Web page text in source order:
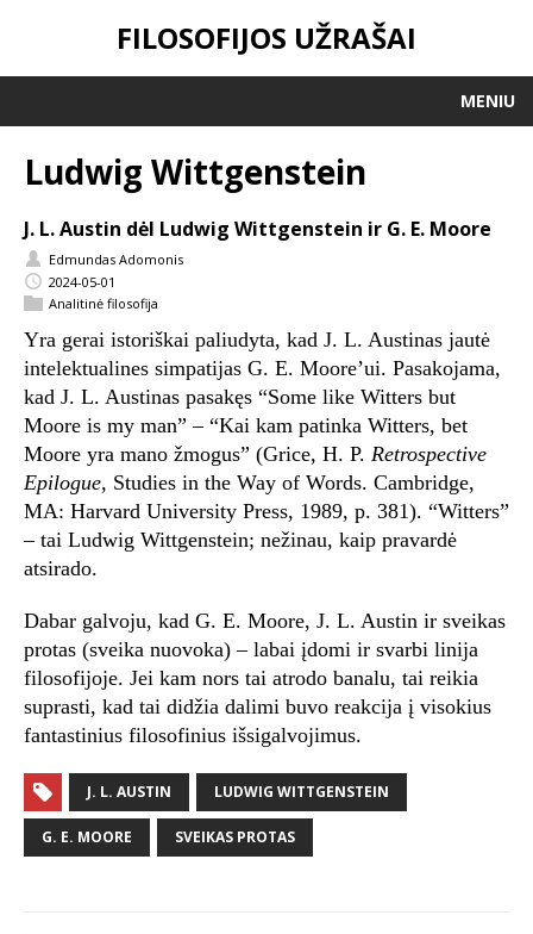
FILOSOFIJOS UŽRAŠAI
MENIU
Ludwig Wittgenstein
J. L. Austin dėl Ludwig Wittgenstein ir G. E. Moore
Edmundas Adomonis
2024-05-01
Analitinė filosofija
Yra gerai istoriškai paliudyta, kad J. L. Austinas jautė
intelektualines simpatijas G. E. Moore’ui. Pasakojama,
kad J. L. Austinas pasakęs “Some like Witters but
Moore is my man” – “Kai kam patinka Witters, bet
Moore yra mano žmogus” (Grice, H. P. Retrospective
Epilogue, Studies in the Way of Words. Cambridge,
MA: Harvard University Press, 1989, p. 381). “Witters”
– tai Ludwig Wittgenstein; nežinau, kaip pravardė
atsirado.
Dabar galvoju, kad G. E. Moore, J. L. Austin ir sveikas
protas (sveika nuovoka) – labai įdomi ir svarbi linija
filosofijoje. Jei kam nors tai atrodo banalu, tai reikia
suprasti, kad tai didžia dalimi buvo reakcija į visokius
fantastinius filosofinius išsigalvojimus.
J. L. AUSTIN LUDWIG WITTGENSTEIN
G. E. MOORE SVEIKAS PROTAS